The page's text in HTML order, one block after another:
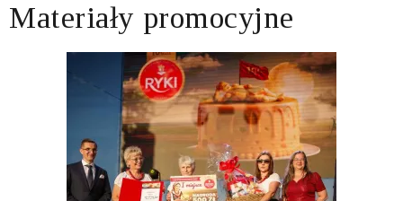
Materiały promocyjne